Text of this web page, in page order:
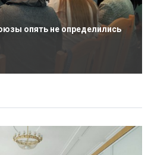
опять не определились